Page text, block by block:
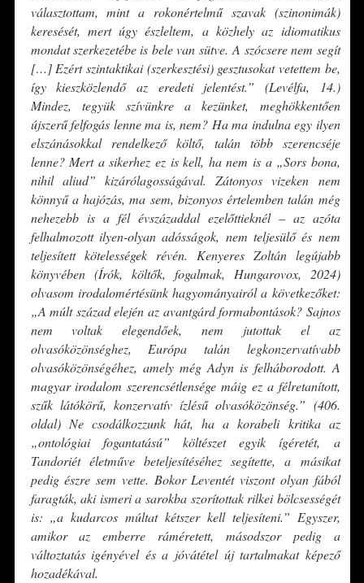
választottam, mint a rokonértelmű szavak (szinonimák)
keresését, mert úgy észleltem, a közhely az idiomatikus
mondat szerkezetébe is bele van sütve. A szócsere nem segít
[…] Ezért szintaktikai (szerkesztési) gesztusokat vetettem be,
így kieszközlendő az eredeti jelentést.” (Levélfa, 14.)
Mindez, tegyük szívünkre a kezünket, meghökkentően
újszerű felfogás lenne ma is, nem? Ha ma indulna egy ilyen
elszánásokkal rendelkező költő, talán több szerencséje
lenne? Mert a sikerhez ez is kell, ha nem is a „Sors bona,
nihil aliud” kizárólagosságával. Zátonyos vizeken nem
könnyű a hajózás, ma sem, bizonyos értelemben talán még
nehezebb is a fél évszázaddal ezelőttieknél – az azóta
felhalmozott ilyen-olyan adósságok, nem teljesülő és nem
teljesített kötelességek révén. Kenyeres Zoltán legújabb
könyvében (Írók, költők, fogalmak, Hungarovox, 2024)
olvasom irodalomértésünk hagyományairól a következőket:
„A múlt század elején az avantgárd formabontások? Sajnos
nem voltak elegendőek, nem jutottak el az
olvasóközönséghez, Európa talán legkonzervatívabb
olvasóközönségéhez, amely még Adyn is felháborodott. A
magyar irodalom szerencsétlensége máig ez a félretanított,
szűk látókörű, konzervatív ízlésű olvasóközönség.” (406.
oldal) Ne csodálkozzunk hát, ha a korabeli kritika az
„ontológiai fogantatású” költészet egyik ígéretét, a
Tandoriét életműve beteljesítéséhez segítette, a másikat
pedig észre sem vette. Bokor Leventét viszont olyan fából
faragták, aki ismeri a sarokba szorítottak rilkei bölcsességét
is: „a kudarcos múltat kétszer kell teljesíteni.” Egyszer,
amikor az emberre ráméretett, másodszor pedig a
változtatás igényével és a jóvátétel új tartalmakat képező
hozadékával.